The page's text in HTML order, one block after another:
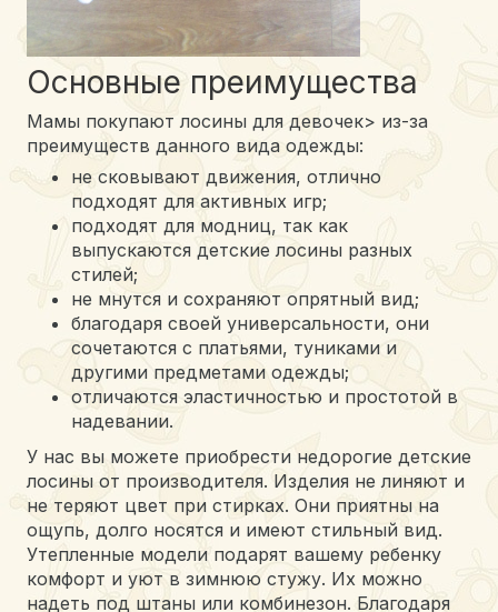
Основные преимущества
Мамы покупают лосины для девочек> из-за
преимуществ данного вида одежды:
не сковывают движения, отлично
подходят для активных игр;
подходят для модниц, так как
выпускаются детские лосины разных
стилей;
не мнутся и сохраняют опрятный вид;
благодаря своей универсальности, они
сочетаются с платьями, туниками и
другими предметами одежды;
отличаются эластичностью и простотой в
надевании.
У нас вы можете приобрести недорогие детские
лосины от производителя. Изделия не линяют и
не теряют цвет при стирках. Они приятны на
ощупь, долго носятся и имеют стильный вид.
Утепленные модели подарят вашему ребенку
комфорт и уют в зимнюю стужу. Их можно
надеть под штаны или комбинезон. Благодаря